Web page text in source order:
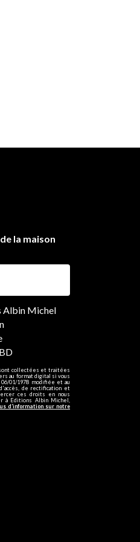
la maison
Albin Michel
collectées et traitées
au format digital si vous
01/1978 modifiée et au
de rectification et
ces droits en nous
à Editions Albin Michel,
d’information sur notre